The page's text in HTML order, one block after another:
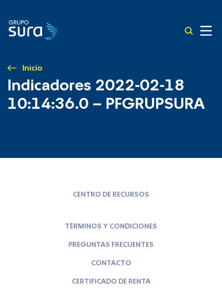
Inicio
Indicadores 2022-02-18
10:14:36.0 – PFGRUPSURA
CENTRO DE RECURSOS
TÉRMINOS Y CONDICIONES
PREGUNTAS FRECUENTES
CONTACTO
CERTIFICADO DE RENTA